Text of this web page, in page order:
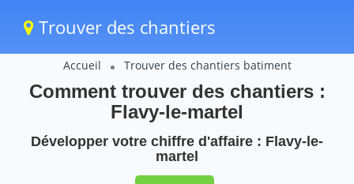
Trouver des chantiers
Accueil Trouver des chantiers batiment
Comment trouver des chantiers :
Flavy-le-martel
Développer votre chiffre d'affaire : Flavy-le-
martel